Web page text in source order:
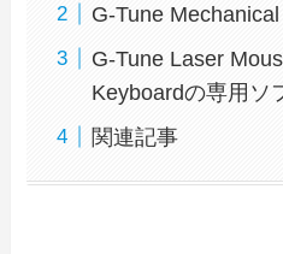
G-Tune
G-Tune Laser
Keyboardの専用ソ
関連記事